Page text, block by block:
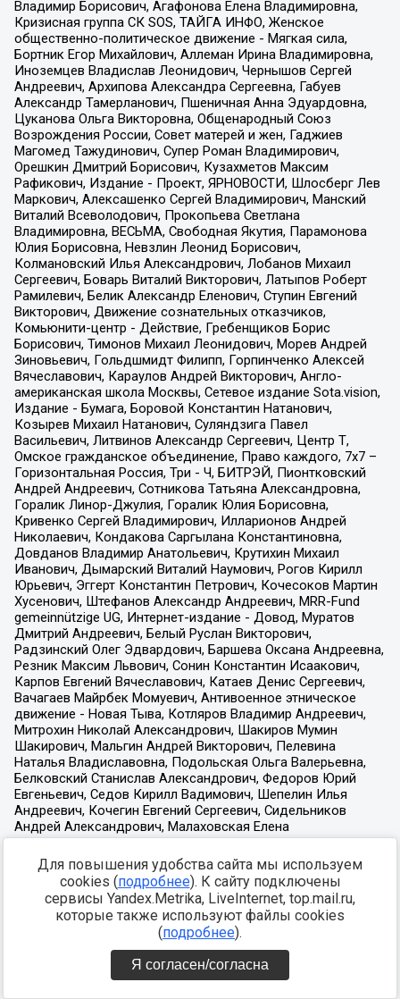
Для повышения удобства сайта мы используем
cookies (подробнее). К сайту подключены
сервисы Yandex.Metrika, LiveInternet, top.mail.ru,
которые также используют файлы cookies
(подробнее).
Я согласен/согласна